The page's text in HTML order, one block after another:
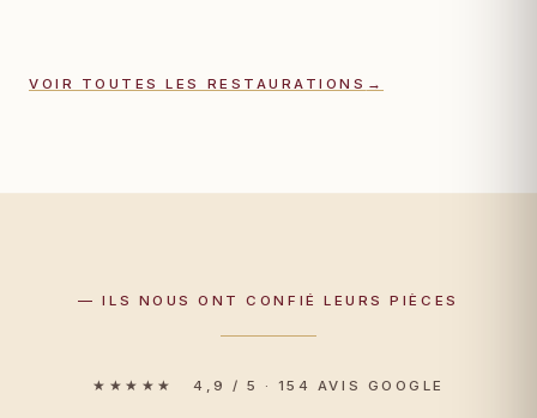
VOIR TOUTES LES RESTAURATIONS →
— ILS NOUS ONT CONFIÉ LEURS PIÈCES
★★★★★ 4,9 / 5 · 154 AVIS GOOGLE